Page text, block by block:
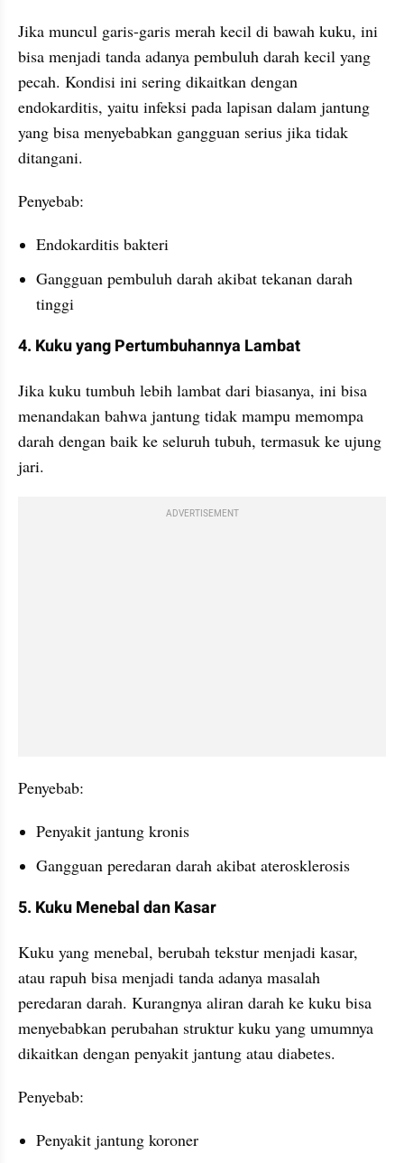
Jika muncul garis-garis merah kecil di bawah kuku, ini
bisa menjadi tanda adanya pembuluh darah kecil yang
pecah. Kondisi ini sering dikaitkan dengan
endokarditis, yaitu infeksi pada lapisan dalam jantung
yang bisa menyebabkan gangguan serius jika tidak
ditangani.
Penyebab:
Endokarditis bakteri
Gangguan pembuluh darah akibat tekanan darah
tinggi
4. Kuku yang Pertumbuhannya Lambat
Jika kuku tumbuh lebih lambat dari biasanya, ini bisa
menandakan bahwa jantung tidak mampu memompa
darah dengan baik ke seluruh tubuh, termasuk ke ujung
jari.
ADVERTISEMENT
Penyebab:
Penyakit jantung kronis
Gangguan peredaran darah akibat aterosklerosis
5. Kuku Menebal dan Kasar
Kuku yang menebal, berubah tekstur menjadi kasar,
atau rapuh bisa menjadi tanda adanya masalah
peredaran darah. Kurangnya aliran darah ke kuku bisa
menyebabkan perubahan struktur kuku yang umumnya
dikaitkan dengan penyakit jantung atau diabetes.
Penyebab:
Penyakit jantung koroner